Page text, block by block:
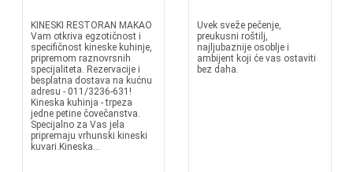
KINESKI RESTORAN MAKAO
Vam otkriva egzotičnost i
specifičnost kineske kuhinje,
pripremom raznovrsnih
specijaliteta. Rezervacije i
besplatna dostava na kućnu
adresu - 011/3236-631!
Kineska kuhinja - trpeza
jedne petine čovečanstva.
Specijalno za Vas jela
pripremaju vrhunski kineski
kuvari.Kineska...
Uvek sveže pečenje,
preukusni roštilj,
najljubaznije osoblje i
ambijent koji će vas ostaviti
bez daha.